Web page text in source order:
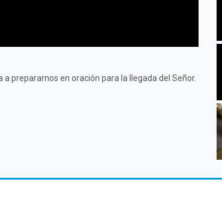
prepararnos en oración para la llegada del Señor.